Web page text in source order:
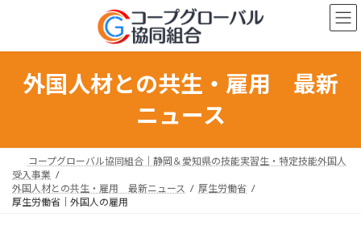
ン
プ
ー
動
外国人材との共生・雇用 最新
ニュース
コープグローバル協同組合｜静岡＆愛知県の技能実習生・特定技能外国人
受入事業
外国人材との共生・雇用 最新ニュース
厚生労働省
厚生労働省｜外国人の雇用